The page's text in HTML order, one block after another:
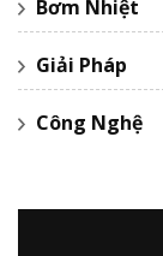
Bơm Nhiệt
Giải Pháp
Công Nghệ